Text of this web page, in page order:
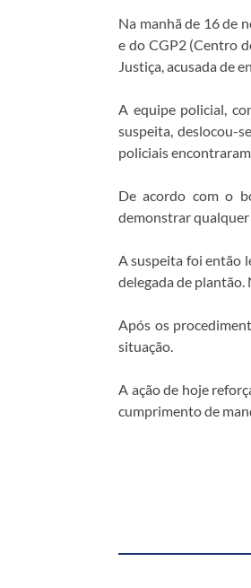
Na manhã de 16 de
e do CGP2 (Centro
Justiça, acusada de
A equipe policial,
suspeita, deslocou-
policiais
De acordo com o
demonstrar qualquer
A suspeita foi então
delegada de plantão.
Após os
situação.
A ação de hoje
cumprimento de